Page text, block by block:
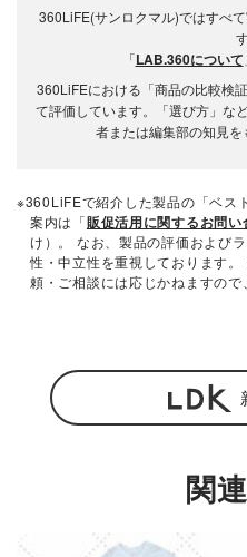
360LiFE(サンロクマル)ではすべ
「LAB.360について
360LiFEにおける「商品の比較検
て評価しています。「選び方」な
者または編集部の知見を
※360LiFEで紹介した製品の「ベス
案内は「販促活用に関するお問い
け）。 なお、製品の評価および
性・中立性を重視しております
頼・ご相談には応じかねますので
関